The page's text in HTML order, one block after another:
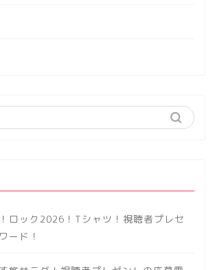
ロック2026！Tシャツ！視聴者プレセ
ード！